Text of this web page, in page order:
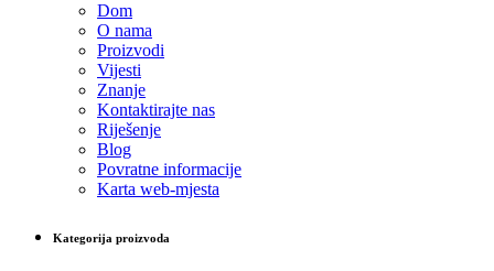
Dom
O nama
Proizvodi
Vijesti
Znanje
Kontaktirajte nas
Riješenje
Blog
Povratne informacije
Karta web-mjesta
Kategorija proizvoda